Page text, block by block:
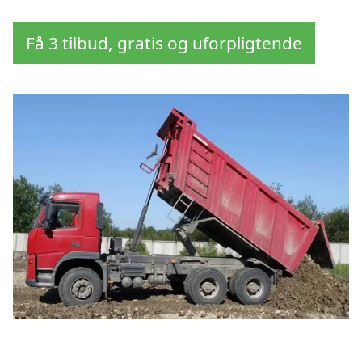
Få 3 tilbud, gratis og uforpligtende